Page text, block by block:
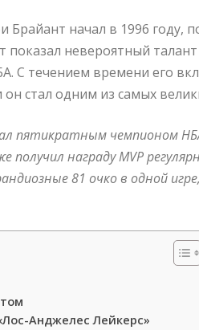
начал в 1996 году,
показал невероятный
С течением времени его
стал одним из самых
пятикратным чемпионом
награду MVP
81 очко в одной
Анджелес Лейкерс»